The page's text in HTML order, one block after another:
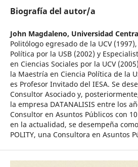
Biografía del autor/a
John Magdaleno, Universidad
Politólogo egresado de la UCV
Política por la USB (2002) y
en Ciencias Sociales por la UCV
la Maestría en Ciencia Política de la
es Profesor Invitado del IESA. Se
Consultor Asociado y,
la empresa DATANALISIS entre los
Consultor en Asuntos Públicos con
en la actualidad, se desempeña
POLITY, una Consultora en Asuntos